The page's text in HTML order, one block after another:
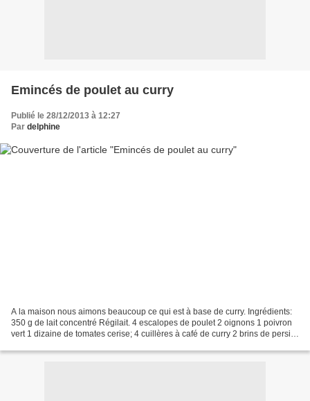
Emincés de poulet au curry
Publié le 28/12/2013 à 12:27
Par delphine
A la maison nous aimons beaucoup ce qui est à base de curry. Ingrédients:
350 g de lait concentré Régilait. 4 escalopes de poulet 2 oignons 1 poivron
vert 1 dizaine de tomates cerise; 4 cuillères à café de curry 2 brins de persil